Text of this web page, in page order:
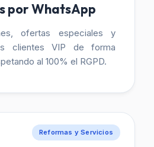
por WhatsApp
ofertas especiales y
clientes VIP de forma
al 100% el RGPD.
Reformas y Servicios